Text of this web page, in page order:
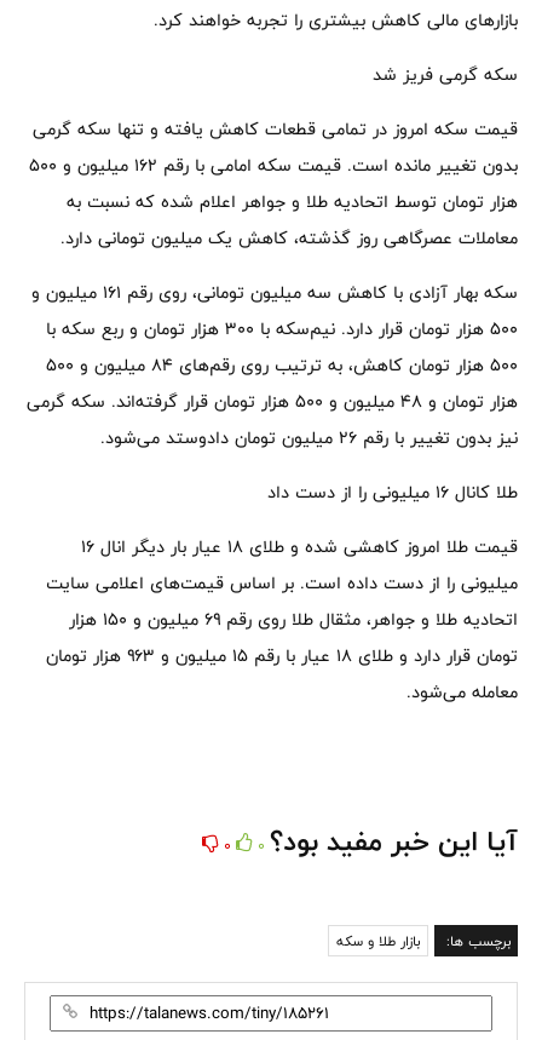
بازارهای مالی کاهش بیشتری را تجربه خواهند کرد.
سکه گرمی فریز شد
قیمت سکه امروز در تمامی قطعات کاهش یافته و تنها سکه گرمی
بدون تغییر مانده است. قیمت سکه امامی با رقم ۱۶۲ میلیون و ۵۰۰
هزار تومان توسط اتحادیه طلا و جواهر اعلام شده که نسبت به
معاملات عصرگاهی روز گذشته، کاهش یک میلیون تومانی دارد.
سکه بهار آزادی با کاهش سه میلیون تومانی، روی رقم ۱۶۱ میلیون و
۵۰۰ هزار تومان قرار دارد. نیم‌سکه با ۳۰۰ هزار تومان و ربع سکه با
۵۰۰ هزار تومان کاهش، به ترتیب روی رقم‌های ۸۴ میلیون و ۵۰۰
هزار تومان و ۴۸ میلیون و ۵۰۰ هزار تومان قرار گرفته‌اند. سکه گرمی
نیز بدون تغییر با رقم ۲۶ میلیون تومان دادوستد می‌شود.
طلا کانال ۱۶ میلیونی را از دست داد
قیمت طلا امروز کاهشی شده و طلای ۱۸ عیار بار دیگر انال ۱۶
میلیونی را از دست داده است. بر اساس قیمت‌های اعلامی سایت
اتحادیه طلا و جواهر، مثقال طلا روی رقم ۶۹ میلیون و ۱۵۰ هزار
تومان قرار دارد و طلای ۱۸ عیار با رقم ۱۵ میلیون و ۹۶۳ هزار تومان
معامله می‌شود.
آیا این خبر مفید بود؟ 0
0
برچسب ها: بازار طلا و سکه